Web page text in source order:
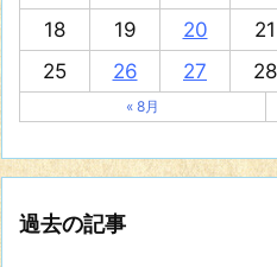
18
19 20 21
25
26 27 28
« 8月
過去の記事